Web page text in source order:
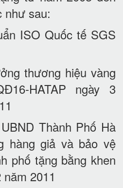
như sau:
ISO Quốc tế SGS
thương hiệu vàng
HATAP ngày 3
Thành Phố Hà
hàng giả và bảo vệ
phố tặng bằng khen
2011